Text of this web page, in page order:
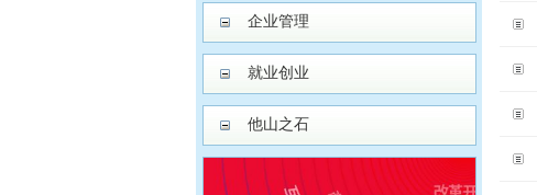
企业管理
就业创业
他山之石